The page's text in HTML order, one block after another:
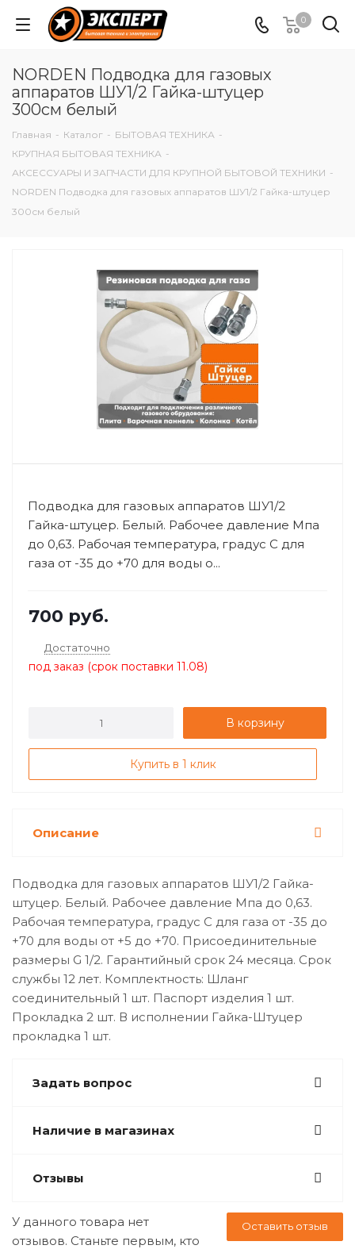
0
NORDEN Подводка для газовых
аппаратов ШУ1/2 Гайка-штуцер
300см белый
Главная - Каталог - БЫТОВАЯ ТЕХНИКА -
КРУПНАЯ БЫТОВАЯ ТЕХНИКА -
АКСЕССУАРЫ И ЗАПЧАСТИ ДЛЯ КРУПНОЙ БЫТОВОЙ ТЕХНИКИ -
NORDEN Подводка для газовых аппаратов ШУ1/2 Гайка-штуцер
300см белый
Подводка для газовых аппаратов ШУ1/2
Гайка-штуцер. Белый. Рабочее давление Мпа
до 0,63. Рабочая температура, градус С для
газа от -35 до +70 для воды о...
700 руб.
Достаточно
под заказ (срок поставки 11.08)
В корзину
Купить в 1 клик
Описание
Подводка для газовых аппаратов ШУ1/2 Гайка-
штуцер. Белый. Рабочее давление Мпа до 0,63.
Рабочая температура, градус С для газа от -35 до
+70 для воды от +5 до +70. Присоединительные
размеры G 1/2. Гарантийный срок 24 месяца. Срок
службы 12 лет. Комплектность: Шланг
соединительный 1 шт. Паспорт изделия 1 шт.
Прокладка 2 шт. В исполнении Гайка-Штуцер
прокладка 1 шт.
Задать вопрос
Наличие в магазинах
Отзывы
Оставить отзыв
У данного товара нет
отзывов. Станьте первым, кто